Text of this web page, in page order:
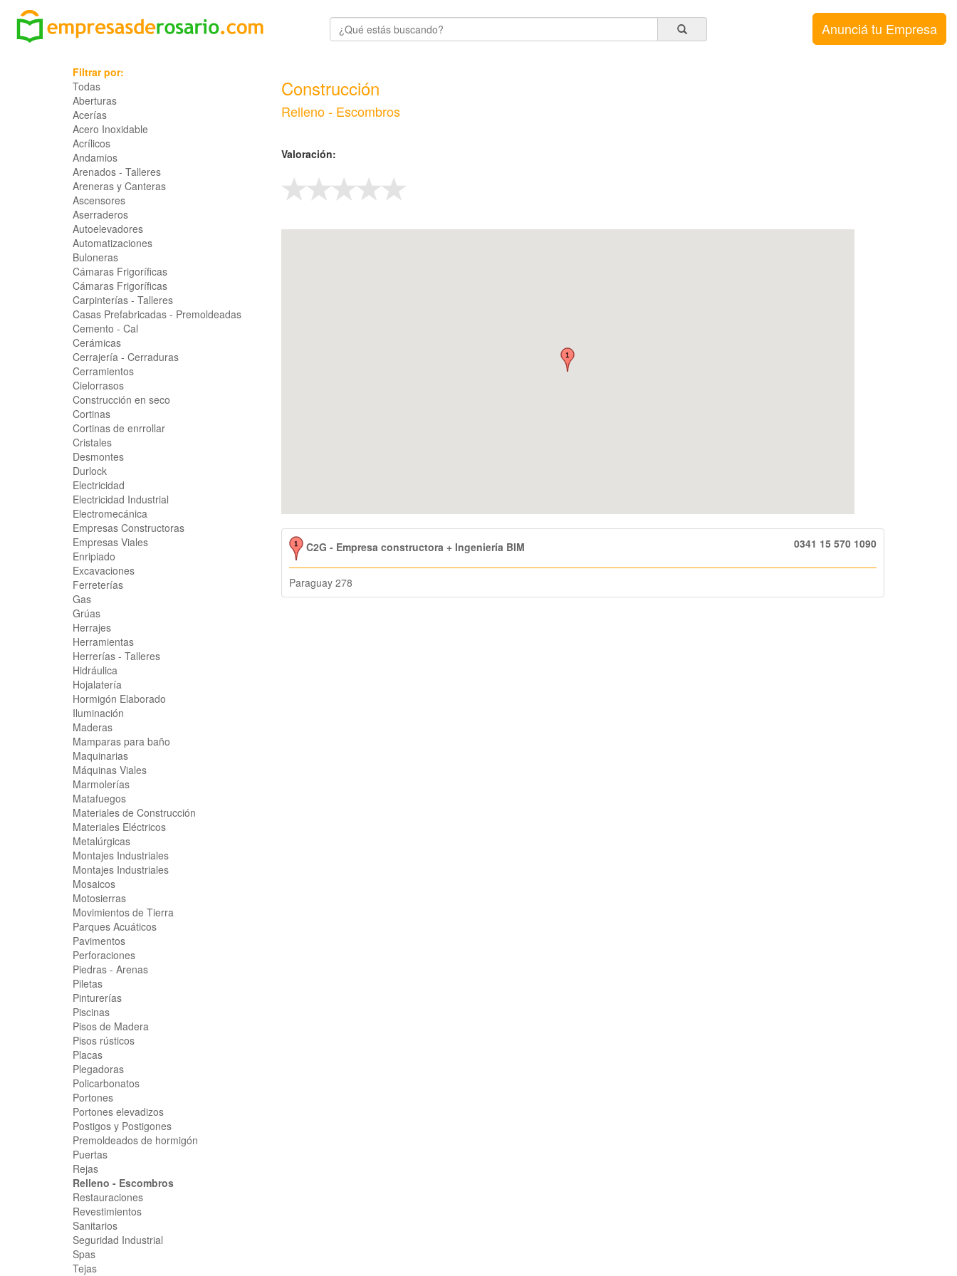
Anunciá tu Empresa
Filtrar por:
Todas
Aberturas
Acerías
Acero Inoxidable
Acrílicos
Andamios
Arenados - Talleres
Areneras y Canteras
Ascensores
Aserraderos
Autoelevadores
Automatizaciones
Buloneras
Cámaras Frigoríficas
Cámaras Frigoríficas
Carpinterías - Talleres
Casas Prefabricadas - Premoldeadas
Cemento - Cal
Cerámicas
Cerrajería - Cerraduras
Cerramientos
Cielorrasos
Construcción en seco
Cortinas
Cortinas de enrrollar
Cristales
Desmontes
Durlock
Electricidad
Electricidad Industrial
Electromecánica
Empresas Constructoras
Empresas Viales
Enripiado
Excavaciones
Ferreterías
Gas
Grúas
Herrajes
Herramientas
Herrerías - Talleres
Hidráulica
Hojalatería
Hormigón Elaborado
Iluminación
Maderas
Mamparas para baño
Maquinarias
Máquinas Viales
Marmolerías
Matafuegos
Materiales de Construcción
Materiales Eléctricos
Metalúrgicas
Montajes Industriales
Montajes Industriales
Mosaicos
Motosierras
Movimientos de Tierra
Parques Acuáticos
Pavimentos
Perforaciones
Piedras - Arenas
Piletas
Pinturerías
Piscinas
Pisos de Madera
Pisos rústicos
Placas
Plegadoras
Policarbonatos
Portones
Portones elevadizos
Postigos y Postigones
Premoldeados de hormigón
Puertas
Rejas
Relleno - Escombros
Restauraciones
Revestimientos
Sanitarios
Seguridad Industrial
Spas
Tejas
Construcción
Relleno - Escombros
Valoración:
C2G - Empresa constructora + Ingeniería BIM 0341 15 570 1090
Paraguay 278